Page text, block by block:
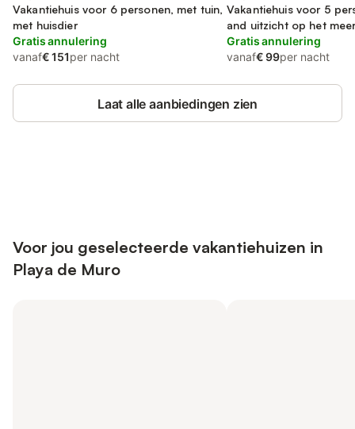
Vakantiehuis voor 6 personen, met tuin,
met huisdier
Gratis annulering
vanaf€ 151per nacht
Vakantiehuis voor 5
and uitzicht op het
terras, met huisdier
Gratis annulering
vanaf€ 99per nacht
Laat alle aanbiedingen zien
Voor jou geselecteerde vakantiehuizen in
Playa de Muro